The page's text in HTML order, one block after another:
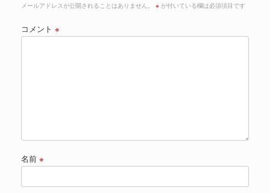
メールアドレスが公開されることはありません。 ※ が付いている欄は必須項目です
コメント ※
名前 ※